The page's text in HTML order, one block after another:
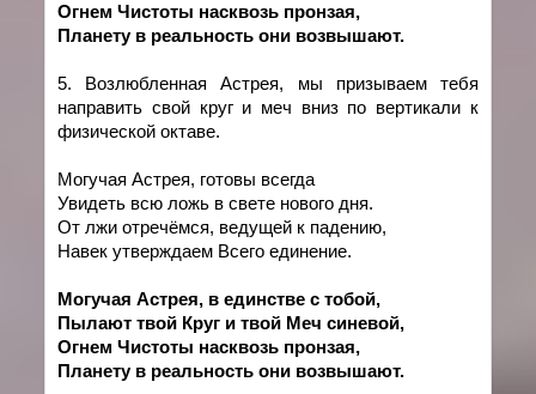
Огнем Чистоты насквозь пронзая,
Планету в реальность они возвышают.
5. Возлюбленная Астрея, мы призываем тебя
направить свой круг и меч вниз по вертикали к
физической октаве.
Могучая Астрея, готовы всегда
Увидеть всю ложь в свете нового дня.
От лжи отречёмся, ведущей к падению,
Навек утверждаем Всего единение.
Могучая Астрея, в единcтве с тобой,
Пылают твой Круг и твой Меч синевой,
Огнем Чистоты насквозь пронзая,
Планету в реальность они возвышают.